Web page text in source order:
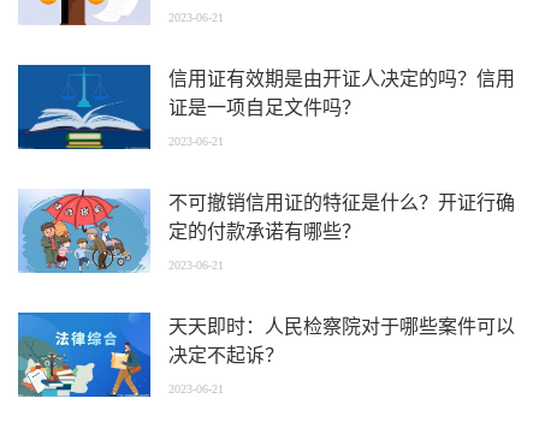
是多久？
2023-06-21
信用证有效期是由开证人决定的吗？信用
证是一项自足文件吗？
2023-06-21
不可撤销信用证的特征是什么？开证行确
定的付款承诺有哪些？
2023-06-21
天天即时：人民检察院对于哪些案件可以
决定不起诉？
2023-06-21